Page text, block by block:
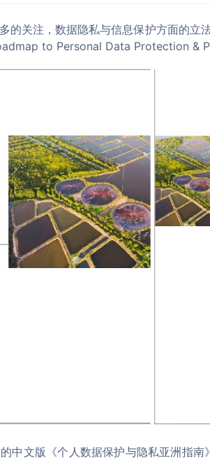
的关注，数据隐私与信息保护方面的立
to Personal Data Protection &
中文版《个人数据保护与隐私亚洲指